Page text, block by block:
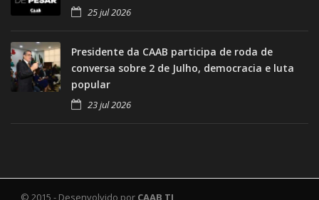
25 jul 2026
Presidente da CAAB participa de roda de
conversa sobre 2 de Julho, democracia e luta
popular
23 jul 2026
© 2015 - Desenvolvido por CAAB TI